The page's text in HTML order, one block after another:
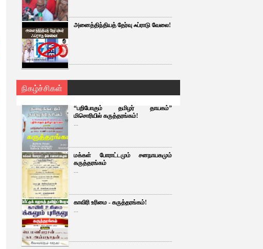
அனைத்திந்தியத் தேர்வு ஃப்ராடு வேலை!
நிகழ்ச்சிகள்
“பறிபோகும் தமிழர் தாயகம்”
மிசொரியில் கருத்தரங்கம்!
...
மக்கள் போராட்டமும் சனநாயகமும்
கருத்தரங்கம்
...
காவிரி உரிமை - கருத்தரங்கம்!
...